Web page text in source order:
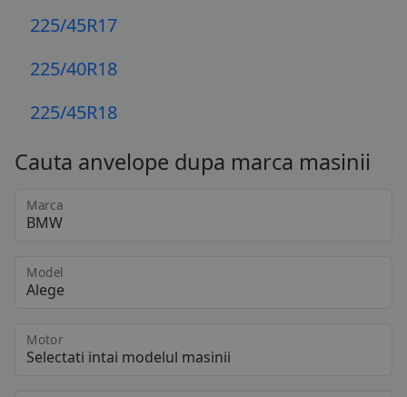
225/45R17
225/40R18
225/45R18
Cauta anvelope dupa marca masinii
Marca
Model
Motor